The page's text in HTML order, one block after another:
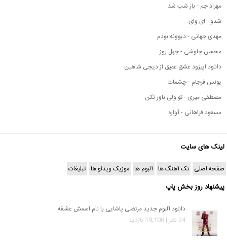
مهراد جم - باز شب شد
شدو - ای وای
مهدی جهانی - دیوونه بودم
محسن چاوشی - چهل روز
دانلود اپیزود عشق عمیق از دیجی شاهین
یونس فرجام - چشمات
مصطفی میری - تو ولی باور نکن
مسعود فراهانی - آواره
لینک های سایت
صفحه اصلی تک آهنگ ها آلبوم ها موزیک ویدئو ها تبلیغات
پیشنهاد روز بخش پاپ
دانلود آلبوم جدید مرتضی پاشایی با نام اسمش عشقه
24 نظر | 19,108 بازدید